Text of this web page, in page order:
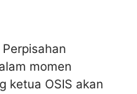
momen
ketua OSIS akan